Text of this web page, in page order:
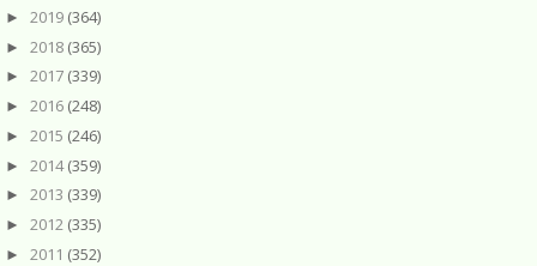
► 2019 (364)
► 2018 (365)
► 2017 (339)
► 2016 (248)
► 2015 (246)
► 2014(359)
► 2013 (339)
► 2012 (335)
► 2011 (352)